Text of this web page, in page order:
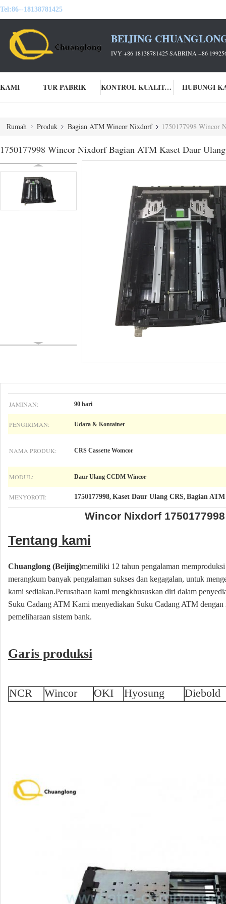
Tel:86--18138781425
BEIJING
IVY +86 18138781425 SABRINA +86
TUR PABRIK KONTROL KUALITAS HUBUNGI
Rumah Produk Bagian ATM Wincor Nixdorf 1750177998 Wincor
1750177998 Wincor Nixdorf Bagian ATM Kaset Daur
JAMINAN: 90 hari
PENGIRIMAN: Udara & Kontainer
NAMA PRODUK: CRS Cassette Womcor
MODUL: Daur Ulang CCDM Wincor
MENYOROTI: 1750177998, Kaset Daur Ulang CRS, Bagian
Wincor Nixdorf
Tentang kami
Chuanglong (Beijing)memiliki 12 tahun pengalaman
merangkum banyak pengalaman sukses dan kegagalan, untuk
kami sediakan.Perusahaan kami mengkhususkan diri dalam
Suku Cadang ATM Kami menyediakan Suku Cadang ATM
pemeliharaan sistem bank.
Garis produksi
NCR Wincor OKI Hyosung Diebold